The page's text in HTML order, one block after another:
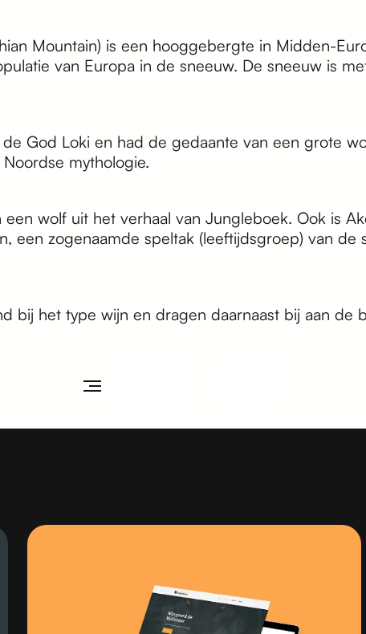
Mountain) is een hooggebergte in Midden-
van Europa in de sneeuw. De sneeuw is
God Loki en had de gedaante van een grote
mythologie.
een wolf uit het verhaal van Jungleboek. Ook is
een zogenaamde speltak (leeftijdsgroep) van de
bij het type wijn en dragen daarnaast bij aan de